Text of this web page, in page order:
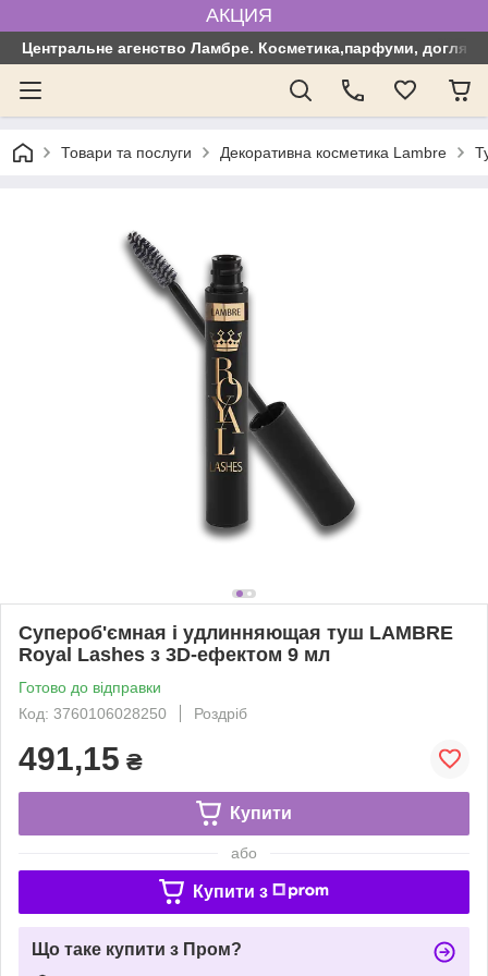
АКЦИЯ
Центральне агенство Ламбре. Косметика,парфуми, догляд
Товари та послуги Декоративна косметика Lambre
Супероб'ємная і удлинняющая туш LAMBRE
Royal Lashes з 3D-ефектом 9 мл
Готово до відправки
Код: 3760106028250
Роздріб
491,15 ₴
Купити
або
Купити з
Що таке купити з Пром?